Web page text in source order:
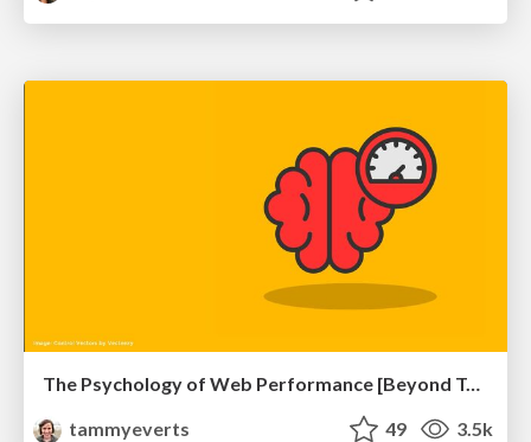
The Psychology of Web Performance [Beyond Tellerrand 2023]
tammyeverts
49 3.5k